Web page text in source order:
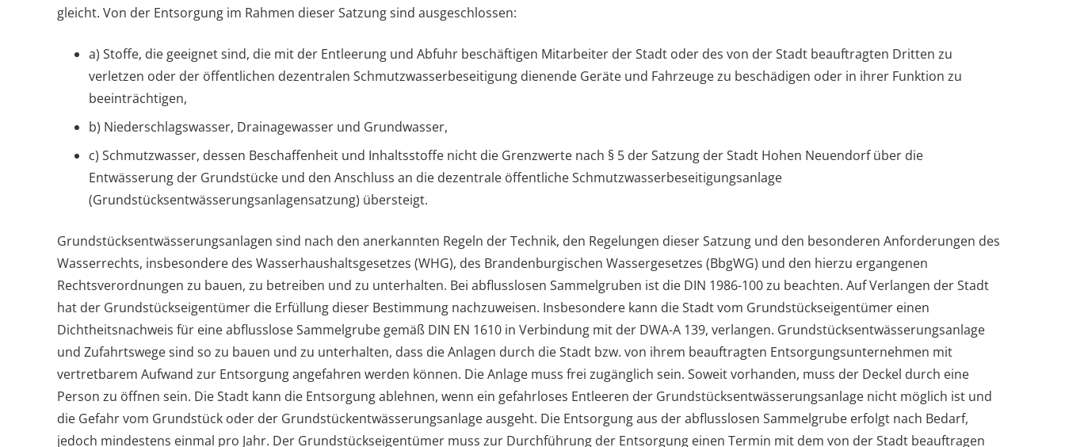
gleicht. Von der Entsorgung im Rahmen dieser Satzung sind ausgeschlossen:
a) Stoffe, die geeignet sind, die mit der Entleerung und Abfuhr beschäftigen Mitarbeiter der Stadt oder des von der Stadt beauftragten Dritten zu
verletzen oder der öffentlichen dezentralen Schmutzwasserbeseitigung dienende Geräte und Fahrzeuge zu beschädigen oder in ihrer Funktion zu
beeinträchtigen,
b) Niederschlagswasser, Drainagewasser und Grundwasser,
c) Schmutzwasser, dessen Beschaffenheit und Inhaltsstoffe nicht die Grenzwerte nach § 5 der Satzung der Stadt Hohen Neuendorf über die
Entwässerung der Grundstücke und den Anschluss an die dezentrale öffentliche Schmutzwasserbeseitigungsanlage
(Grundstücksentwässerungsanlagensatzung) übersteigt.
Grundstücksentwässerungsanlagen sind nach den anerkannten Regeln der Technik, den Regelungen dieser Satzung und den besonderen Anforderungen des
Wasserrechts, insbesondere des Wasserhaushaltsgesetzes (WHG), des Brandenburgischen Wassergesetzes (BbgWG) und den hierzu ergangenen
Rechtsverordnungen zu bauen, zu betreiben und zu unterhalten. Bei abflusslosen Sammelgruben ist die DIN 1986-100 zu beachten. Auf Verlangen der Stadt
hat der Grundstückseigentümer die Erfüllung dieser Bestimmung nachzuweisen. Insbesondere kann die Stadt vom Grundstückseigentümer einen
Dichtheitsnachweis für eine abflusslose Sammelgrube gemäß DIN EN 1610 in Verbindung mit der DWA-A 139, verlangen. Grundstücksentwässerungsanlage
und Zufahrtswege sind so zu bauen und zu unterhalten, dass die Anlagen durch die Stadt bzw. von ihrem beauftragten Entsorgungsunternehmen mit
vertretbarem Aufwand zur Entsorgung angefahren werden können. Die Anlage muss frei zugänglich sein. Soweit vorhanden, muss der Deckel durch eine
Person zu öffnen sein. Die Stadt kann die Entsorgung ablehnen, wenn ein gefahrloses Entleeren der Grundstücksentwässerungsanlage nicht möglich ist und
die Gefahr vom Grundstück oder der Grundstückentwässerungsanlage ausgeht. Die Entsorgung aus der abflusslosen Sammelgrube erfolgt nach Bedarf,
jedoch mindestens einmal pro Jahr. Der Grundstückseigentümer muss zur Durchführung der Entsorgung einen Termin mit dem von der Stadt beauftragen